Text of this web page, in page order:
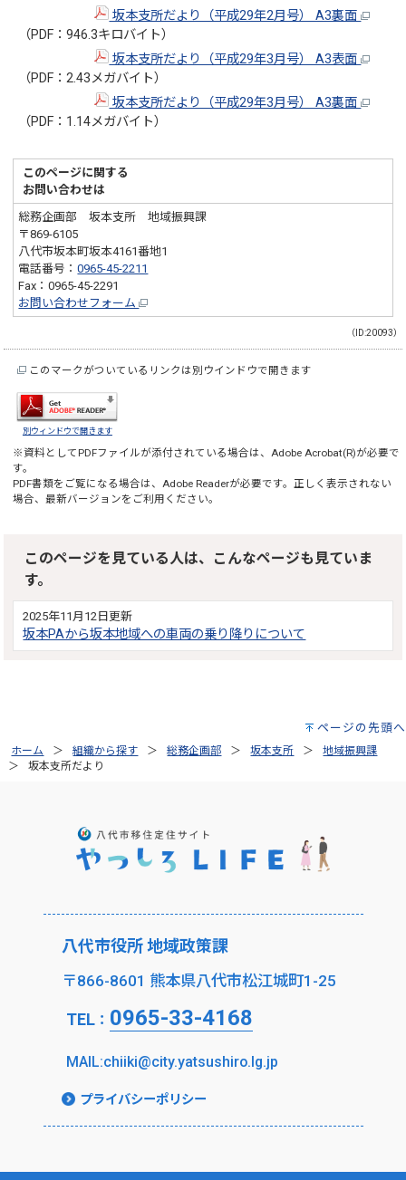
坂本支所だより（平成29年2月号） A3裏面
（PDF：946.3キロバイト）
坂本支所だより（平成29年3月号） A3表面
（PDF：2.43メガバイト）
坂本支所だより（平成29年3月号） A3裏面
（PDF：1.14メガバイト）
このページに関する
お問い合わせは
総務企画部 坂本支所 地域振興課
〒869-6105
八代市坂本町坂本4161番地1
電話番号：0965-45-2211
Fax：0965-45-2291
お問い合わせフォーム
（ID:20093）
このマークがついているリンクは別ウインドウで開きます
別ウィンドウで開きます
※資料としてPDFファイルが添付されている場合は、 Adobe Acrobat(R)が必要で
す。
PDF書類をご覧になる場合は、 Adobe Readerが必要です。正しく表示されない
場合、最新バージョンをご利用ください。
このページを見ている人は、こんなページも見ていま
す。
2025年11月12日更新
坂本PAから坂本地域への車両の乗り降りについて
ページの先頭へ
ホーム 組織から探す 総務企画部 坂本支所
地域振興課
坂本支所だより
八代市役所 地域政策課
〒866-8601 熊本県八代市松江城町1-25
TEL： 0965-33-4168
MAIL:chiiki@city.yatsushiro.lg.jp
プライバシーポリシー